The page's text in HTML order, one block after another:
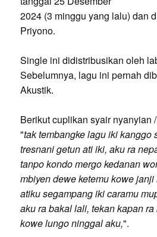
2024 (3 minggu yang lalu) dan
Priyono.
Single ini didistribusikan oleh
Sebelumnya, lagu ini pernah
Akustik.
Berikut cuplikan syair nyanyian
"tak tembangke lagu iki kanggo
tresnani getun ati iki, aku ra
tanpo kondo mergo kedanan
mbiyen dewe ketemu kowe
atiku segampang iki caramu
aku ra bakal lali, tekan kapan
kowe lungo ninggal aku,".